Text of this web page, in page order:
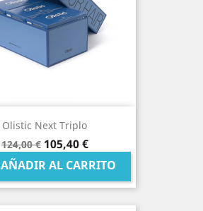
Olistic Next Triplo
Precio
base
124,00 € Precio
105,40 €
AÑADIR AL CARRITO